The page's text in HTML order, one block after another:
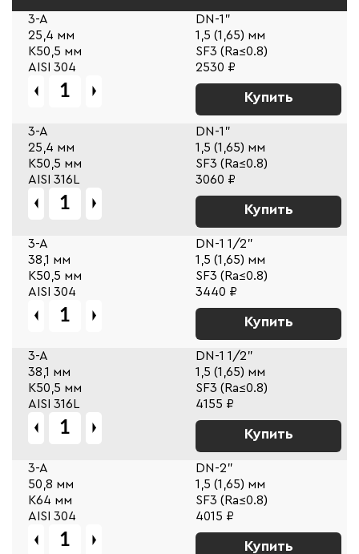
3-A
DN-1"
25,4 мм
1,5 (1,65) мм
К50,5 мм
SF3 (Ra≤0.8)
AISI 304
2530 ₽
Купить
3-A
DN-1"
25,4 мм
1,5 (1,65) мм
К50,5 мм
SF3 (Ra≤0.8)
AISI 316L
3060 ₽
Купить
3-A
DN-1 1/2"
38,1 мм
1,5 (1,65) мм
К50,5 мм
SF3 (Ra≤0.8)
AISI 304
3440 ₽
Купить
3-A
DN-1 1/2"
38,1 мм
1,5 (1,65) мм
К50,5 мм
SF3 (Ra≤0.8)
AISI 316L
4155 ₽
Купить
3-A
DN-2"
50,8 мм
1,5 (1,65) мм
К64 мм
SF3 (Ra≤0.8)
AISI 304
4015 ₽
Купить